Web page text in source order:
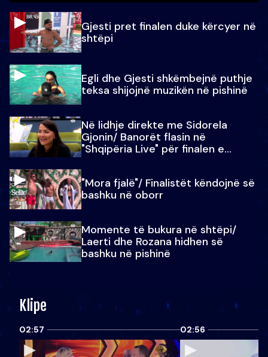
Gjesti pret finalen duke kërcyer në
shtëpi
Egli dhe Gjesti shkëmbejnë puthje
teksa shijojnë muzikën në pishinë
Në lidhje direkte me Sidorela
Gjonin/ Banorët flasin në
"Shqipëria Live" për finalen e
"Mora fjalë"/ Finalistët këndojnë së
bashku në oborr
Momente të bukura në shtëpi/
Laerti dhe Rozana hidhen së
bashku në pishinë
Klipe
02:57 02:56